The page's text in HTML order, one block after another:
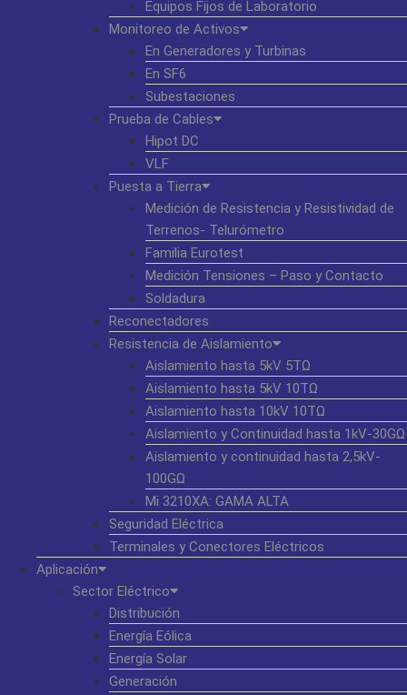
Equipos Fijos de Laboratorio
Monitoreo de Activos
En Generadores y Turbinas
En SF6
Subestaciones
Prueba de Cables
Hipot DC
VLF
Puesta a Tierra
Medición de Resistencia y Resistividad de
Terrenos- Telurómetro
Familia Eurotest
Medición Tensiones – Paso y Contacto
Soldadura
Reconectadores
Resistencia de Aislamiento
Aislamiento hasta 5kV 5TΩ
Aislamiento hasta 5kV 10TΩ
Aislamiento hasta 10kV 10TΩ
Aislamiento y Continuidad hasta 1kV-30GΩ
Aislamiento y continuidad hasta 2,5kV-
100GΩ
Mi 3210XA: GAMA ALTA
Seguridad Eléctrica
Terminales y Conectores Eléctricos
Aplicación
Sector Eléctrico
Distribución
Energía Eólica
Energía Solar
Generación